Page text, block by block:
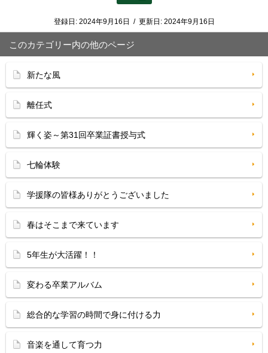
登録日: 2024年9月16日 / 更新日: 2024年9月16日
このカテゴリー内の他のページ
新たな風
離任式
輝く姿～第31回卒業証書授与式
七輪体験
学援隊の皆様ありがとうございました
春はそこまで来ています
5年生が大活躍！！
変わる卒業アルバム
総合的な学習の時間で身に付ける力
音楽を通して育つ力